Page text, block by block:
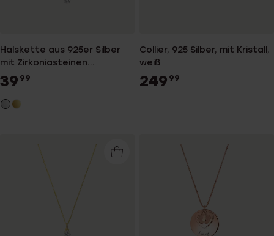
Halskette aus 925er Silber
mit Zirkoniasteinen
besetztem runden Anhänger
39 99
Collier, 925 Silber, mit Kristall,
weiß
249 99